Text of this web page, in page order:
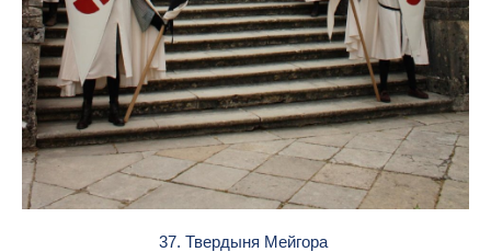
37. Твердыня Мейгора